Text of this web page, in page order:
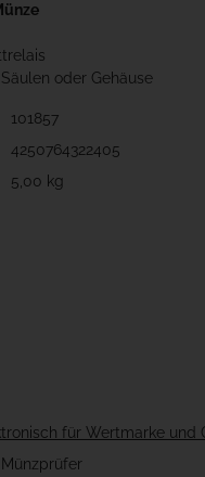
oder Gehäuse
101857
4250764322405
5,00 kg
für Wertmarke und